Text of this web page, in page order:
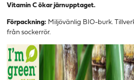
Vitamin C ökar järnupptaget.
Förpackning: Miljövänlig BIO-burk.
från sockerrör.